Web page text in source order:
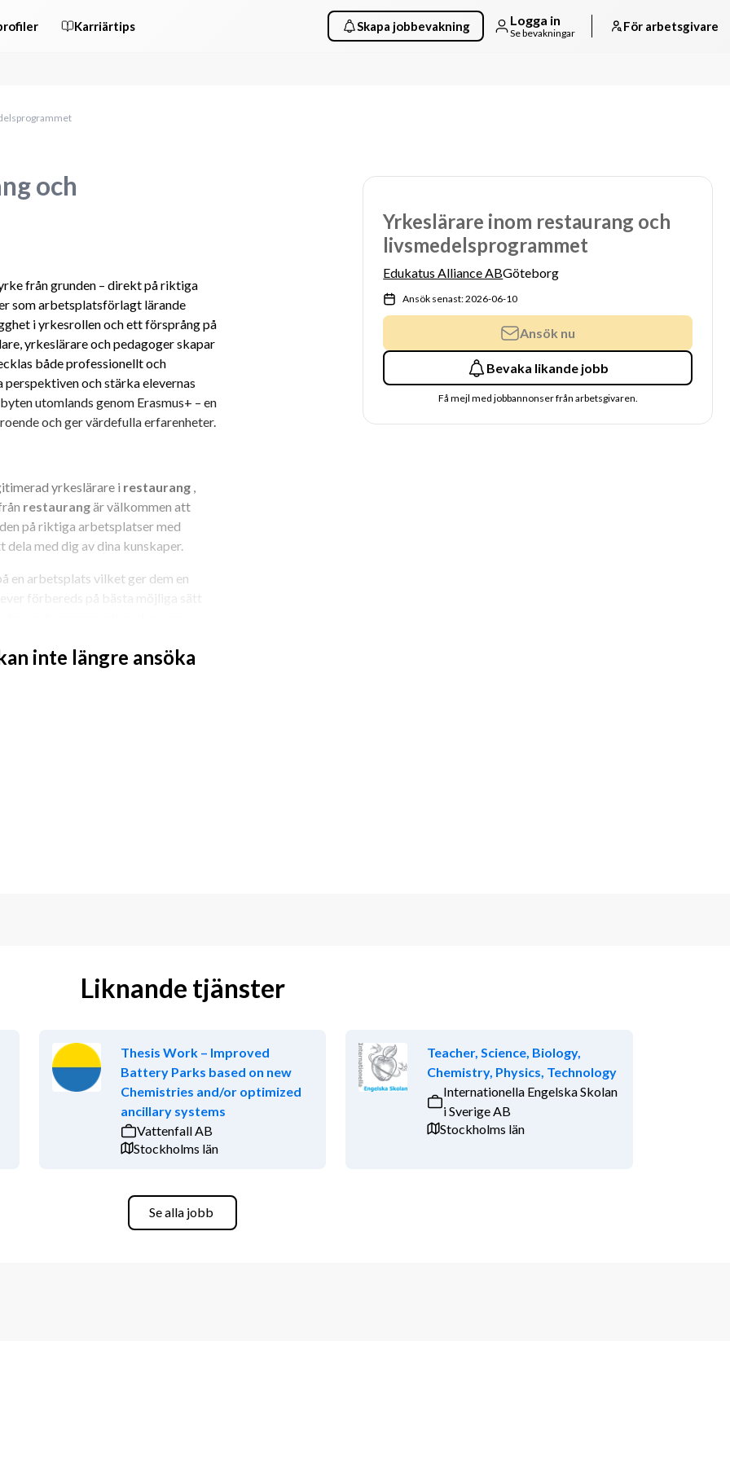
Karriärtips Skapa jobbevakning Logga in
Se bevakningar För arbetsgivare
och
från grunden – direkt på riktiga
som arbetsplatsförlagt lärande
i yrkesrollen och ett försprång på
yrkeslärare och pedagoger skapar
både professionellt och
och stärka elevernas
utomlands genom Erasmus+ – en
och ger värdefulla erfarenheter.
yrkeslärare i restaurang ,
restaurang är välkommen att
på riktiga arbetsplatser med
med dig av dina kunskaper.
en arbetsplats vilket ger dem en
förbereds på bästa möjliga sätt
som du är teamorienterad
anställningen omfattas av krav
uppvisa utdrag ur polisens
slutlig anställning. Vi uppmuntrar
in din ansökan beställa ett
utdraget hittar du via
inte längre ansöka
Yrkeslärare inom restaurang och
livsmedelsprogrammet
Edukatus Alliance ABGöteborg
Ansök senast: 2026-06-10
Ansök nu
Bevaka likande jobb
Få mejl med jobbannonser från arbetsgivaren.
Liknande tjänster
Thesis Work – Improved
Battery Parks based on new
Chemistries and/or optimized
ancillary systems
Vattenfall AB
Stockholms län
Teacher, Science, Biology,
Chemistry, Physics, Technology
Internationella Engelska Skolan
i Sverige AB
Stockholms län
Se alla jobb